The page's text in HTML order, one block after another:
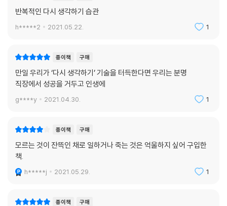
반복적인 다시 생각하기 습관
h*****2 2021.05.22. 1
종이책 구매
만일 우리가 ‘다시 생각하기’ 기술을 터득한다면 우리는 분명
직장에서 성공을 거두고 인생에
g****y 2021.04.30. 1
종이책 구매
모르는 것이 잔뜩인 채로 일하거나 죽는 것은 억울하지 싶어 구입한
책.
h*****j 2021.05.29. 1
종이책 구매